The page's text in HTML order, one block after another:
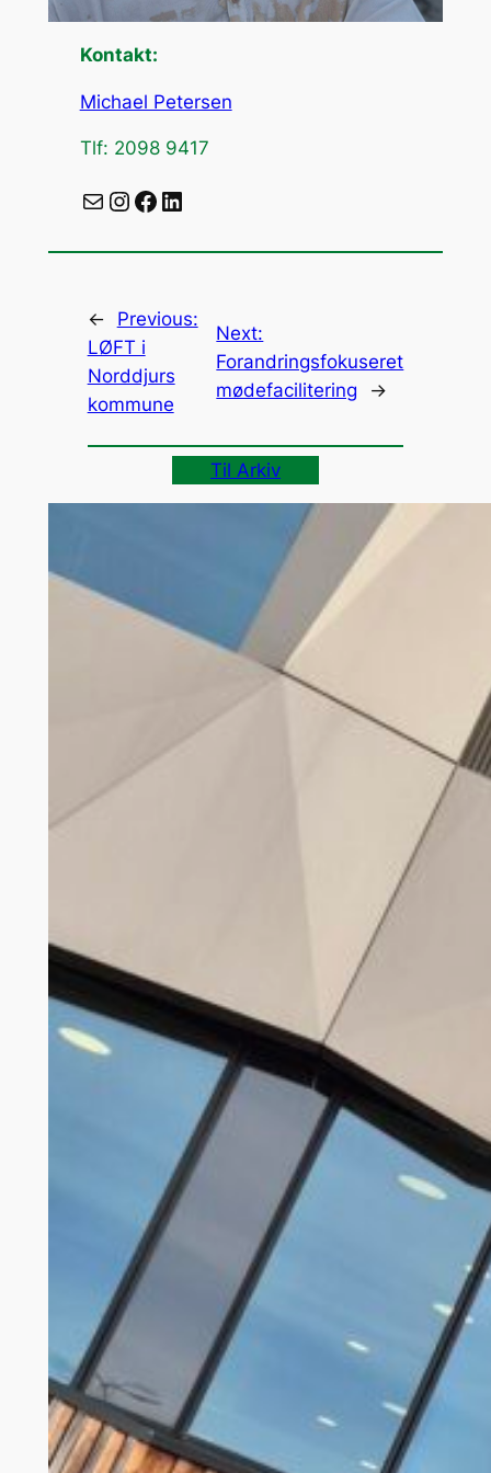
Kontakt:
Michael Petersen
Tlf: 2098 9417
Mail Instagram Facebook LinkedIn
←
Previous:
LØFT i
Norddjurs
kommune
Next:
Forandringsfokuseret
mødefacilitering
→
Til Arkiv